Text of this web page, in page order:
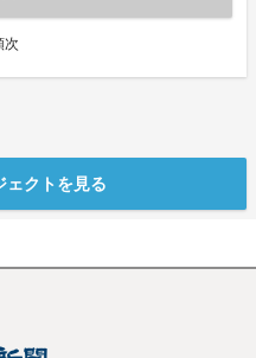
次
ェクトを見る